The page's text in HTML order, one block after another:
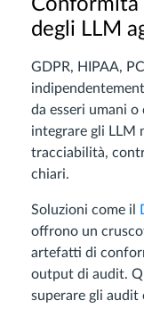
Conformità
degli LLM
GDPR, HIPAA,
da esseri umani
integrare gli LLM
tracciabilità,
chiari.
Soluzioni come il
offrono un
artefatti di
output di audit.
superare gli audit